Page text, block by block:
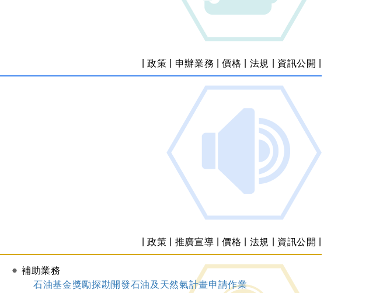
|政策 申辦業務 |價格 法規 資訊公開
|政策 推廣宣導 |價格 法規 資訊公開
補助業務
石油基金獎勵探勘開發石油及天然氣計畫申請作業